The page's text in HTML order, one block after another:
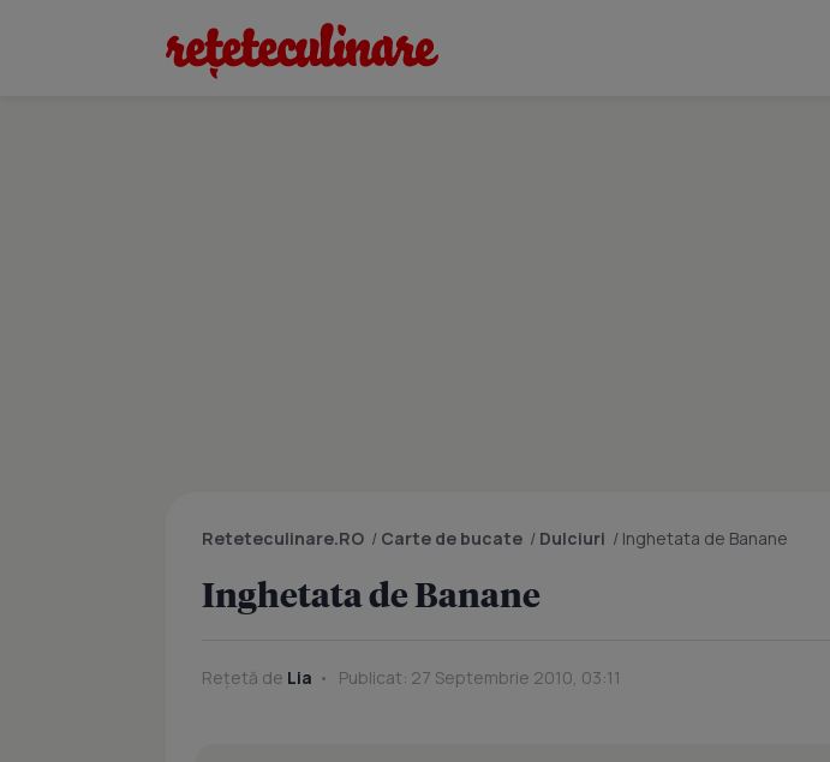
Reteteculinare.RO / Carte de bucate / Dulciuri / Inghetata de Banane
Inghetata de Banane
Rețetă de Lia Publicat: 27 Septembrie 2010, 03:11